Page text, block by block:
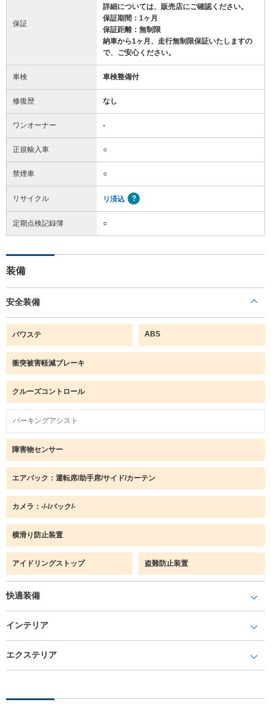
保証
詳細については、販売店にご確認ください。
保証期間：1ヶ月
保証距離：無制限
納車から1ヶ月、走行無制限保証いたしますの
で、ご安心ください。
車検 車検整備付
修復歴 なし
ワンオーナー -
正規輸入車 ○
禁煙車 ○
リサイクル リ済込
定期点検記録簿 ○
装備
安全装備
パワステ ABS
衝突被害軽減ブレーキ
クルーズコントロール
パーキングアシスト
障害物センサー
エアバック：運転席/助手席/サイド/カーテン
カメラ：-/-/バック/-
横滑り防止装置
アイドリングストップ 盗難防止装置
快適装備
インテリア
エクステリア